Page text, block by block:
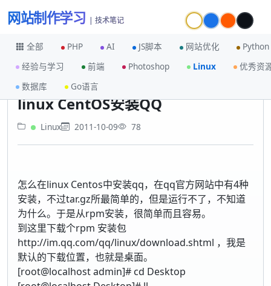
网站制作学习 | 技术笔记
全部 PHP AI JS脚本 网站优化
Python
经验与学习
前端 Photoshop Linux
优秀资
数据库
Go语言
首页 Linux linux CentOS安装QQ
linux CentOS安装QQ
Linux 2011-10-09 78
怎么在linux Centos中安装qq，在qq官方网站中有4种
安装，不过tar.gz所最简单的，但是运行不了，不知道
为什么。于是从rpm安装，很简单而且容易。
到这里下载个rpm 安装包
http://im.qq.com/qq/linux/download.shtml ，我是
默认的下载位置，也就是桌面。
[root@localhost admin]# cd Desktop